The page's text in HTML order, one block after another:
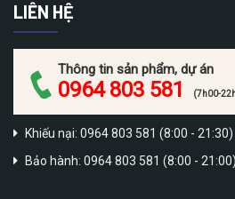
LIÊN HỆ
Thông tin sản phẩm, dự án
0964 803 581 (7h00-
Khiếu nại: 0964 803 581 (8:00 - 21:30)
Bảo hành: 0964 803 581 (8:00 - 21:00)